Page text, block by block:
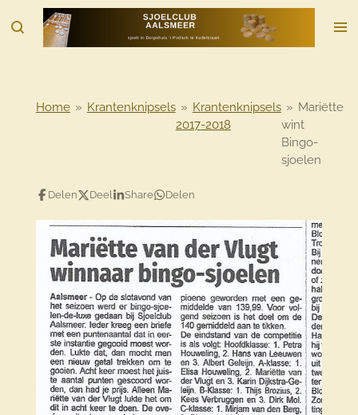
direct
Home » Krantenknipsels » Krantenknipsels
2017-2018
» Mariëtte
wint
Bingo-
sjoelen
Delen Deel Share Delen